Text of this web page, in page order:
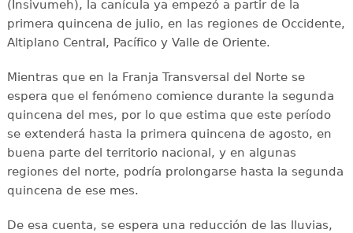
(Insivumeh), la canícula ya empezó a partir de la
primera quincena de julio, en las regiones de Occidente,
Altiplano Central, Pacífico y Valle de Oriente.
Mientras que en la Franja Transversal del Norte se
espera que el fenómeno comience durante la segunda
quincena del mes, por lo que estima que este período
se extenderá hasta la primera quincena de agosto, en
buena parte del territorio nacional, y en algunas
regiones del norte, podría prolongarse hasta la segunda
quincena de ese mes.
De esa cuenta, se espera una reducción de las lluvias,